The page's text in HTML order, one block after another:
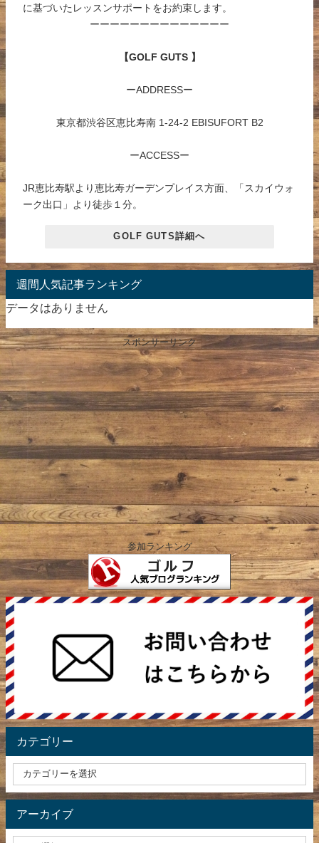
に基づいたレッスンサポートをお約束します。
ーーーーーーーーーーーーーー
【GOLF GUTS 】
ーADDRESSー
東京都渋谷区恵比寿南 1-24-2 EBISUFORT B2
ーACCESSー
JR恵比寿駅より恵比寿ガーデンプレイス方面、「スカイウォ
ーク出口」より徒歩１分。
GOLF GUTS詳細へ
週間人気記事ランキング
データはありません
スポンサーリンク
参加ランキング
カテゴリー
アーカイブ